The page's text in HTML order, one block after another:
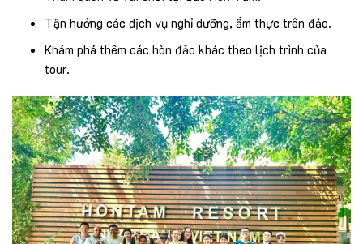
Tận hưởng các dịch vụ nghỉ dưỡng, ẩm thực trên đảo.
Khám phá thêm các hòn đảo khác theo lịch trình của
tour.